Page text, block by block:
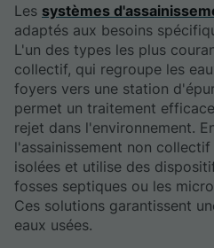
Les systèmes
adaptés aux besoins
L'un des types les plus
collectif, qui regroupe les
foyers vers une station
permet un traitement
rejet dans l'environnement.
l'assainissement non
isolées et utilise des
fosses septiques ou les
Ces solutions garantissent
eaux usées.